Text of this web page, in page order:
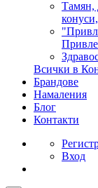
Тамян,
Всички в
Брандове
Намаления
Блог
Контакти
Вход